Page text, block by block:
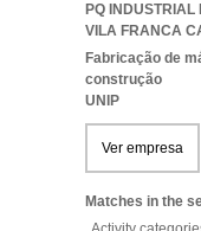
PQ
VILA FRANCA
Fabricação de
construção
UNIP
Ver empresa
Matches in the